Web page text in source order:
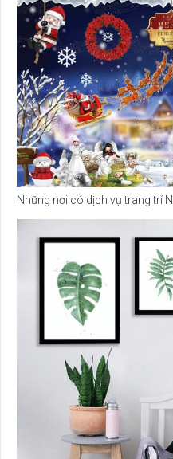
Những nơi có dịch vụ trang trí